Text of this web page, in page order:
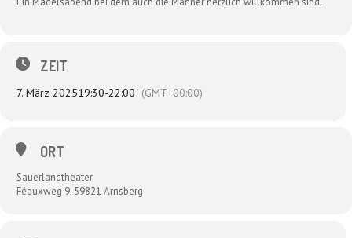
ZEIT
7. März 202519:30-22:00 (GMT+00:00)
ORT
Sauerlandtheater
Féauxweg 9, 59821 Arnsberg